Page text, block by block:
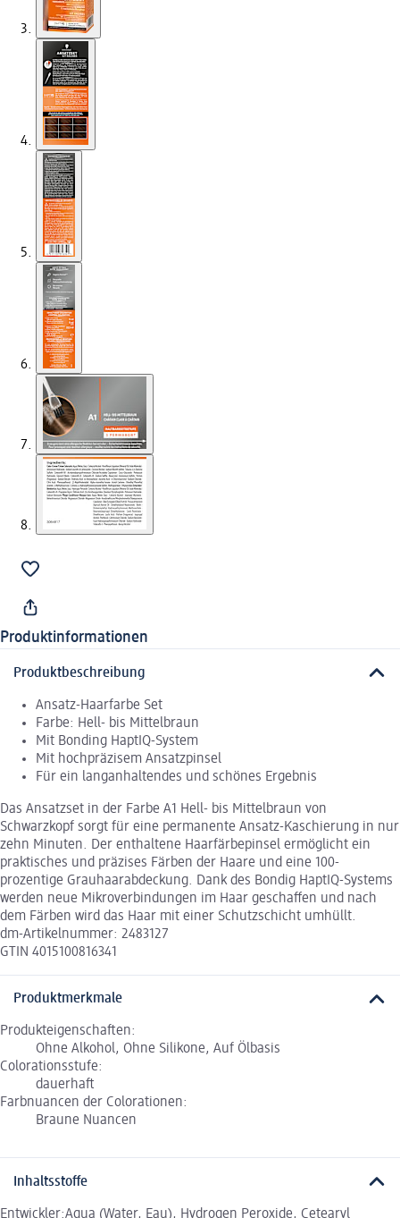
Produktinformationen
Produktbeschreibung
Ansatz-Haarfarbe Set
Farbe: Hell- bis Mittelbraun
Mit Bonding HaptIQ-System
Mit hochpräzisem Ansatzpinsel
Für ein langanhaltendes und schönes Ergebnis
Das Ansatzset in der Farbe A1 Hell- bis Mittelbraun von
Schwarzkopf sorgt für eine permanente Ansatz-Kaschierung in nur
zehn Minuten. Der enthaltene Haarfärbepinsel ermöglicht ein
praktisches und präzises Färben der Haare und eine 100-
prozentige Grauhaarabdeckung. Dank des Bondig HaptIQ-Systems
werden neue Mikroverbindungen im Haar geschaffen und nach
dem Färben wird das Haar mit einer Schutzschicht umhüllt.
dm-Artikelnummer: 2483127
GTIN 4015100816341
Produktmerkmale
Produkteigenschaften:
Ohne Alkohol, Ohne Silikone, Auf Ölbasis
Colorationsstufe:
dauerhaft
Farbnuancen der Colorationen:
Braune Nuancen
Inhaltsstoffe
Entwickler:Aqua (Water, Eau), Hydrogen Peroxide, Cetearyl